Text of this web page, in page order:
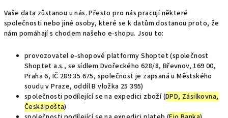
Vaše data zůstanou u nás. Přesto pro nás pracují některé
společnosti nebo jiné osoby, které se k datům dostanou proto, že
nám pomáhají s chodem našeho e-shopu. Jsou to:
provozovatel e-shopové platformy Shoptet (společnost
Shoptet a.s., se sídlem Dvořeckého 628/8, Břevnov, 169 00,
Praha 6, IČ 289 35 675, společnost je zapsaná u Městského
soudu v Praze, oddíl B vložka 25 395)
společnosti podílející se na expedici zboží (DPD, Zásilkovna,
Česká pošta)